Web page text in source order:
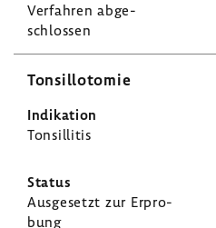
Verfahren abge­
schlossen
Tonsil­lo­tomie
Tonsil­litis
Ausge­setzt zur Erpro­
bung